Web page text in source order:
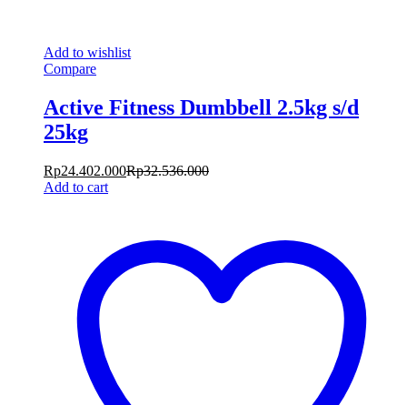
Add to wishlist
Compare
Active Fitness Dumbbell 2.5kg s/d
25kg
Rp24.402.000Rp32.536.000
Add to cart